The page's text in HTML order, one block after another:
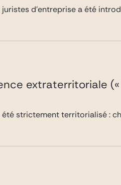
d’entreprise a été
extraterritoriale
strictement territorialisé :